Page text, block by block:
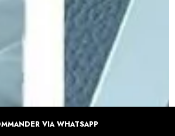
VIA WHATSAPP